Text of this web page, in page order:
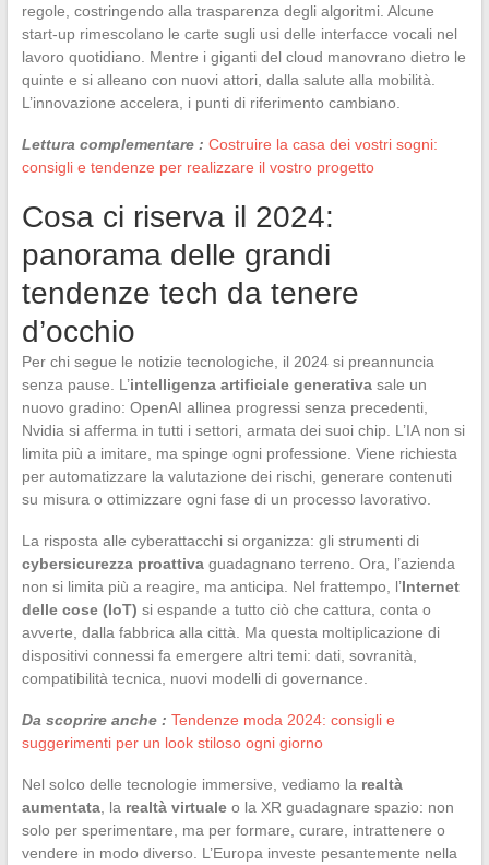
regole, costringendo alla trasparenza degli algoritmi. Alcune
start-up rimescolano le carte sugli usi delle interfacce vocali nel
lavoro quotidiano. Mentre i giganti del cloud manovrano dietro le
quinte e si alleano con nuovi attori, dalla salute alla mobilità.
L’innovazione accelera, i punti di riferimento cambiano.
Lettura complementare : Costruire la casa dei vostri sogni:
consigli e tendenze per realizzare il vostro progetto
Cosa ci riserva il 2024:
panorama delle grandi
tendenze tech da tenere
d’occhio
Per chi segue le notizie tecnologiche, il 2024 si preannuncia
senza pause. L’intelligenza artificiale generativasale un
nuovo gradino: OpenAI allinea progressi senza precedenti,
Nvidia si afferma in tutti i settori, armata dei suoi chip. L’IA non si
limita più a imitare, ma spinge ogni professione. Viene richiesta
per automatizzare la valutazione dei rischi, generare contenuti
su misura o ottimizzare ogni fase di un processo lavorativo.
La risposta alle cyberattacchi si organizza: gli strumenti di
cybersicurezza proattivaguadagnano terreno. Ora, l’azienda
non si limita più a reagire, ma anticipa. Nel frattempo, l’Internet
delle cose (IoT) si espande a tutto ciò che cattura, conta o
avverte, dalla fabbrica alla città. Ma questa moltiplicazione di
dispositivi connessi fa emergere altri temi: dati, sovranità,
compatibilità tecnica, nuovi modelli di governance.
Da scoprire anche : Tendenze moda 2024: consigli e
suggerimenti per un look stiloso ogni giorno
Nel solco delle tecnologie immersive, vediamo la realtà
aumentata, la realtà virtualeo la XR guadagnare spazio: non
solo per sperimentare, ma per formare, curare, intrattenere o
vendere in modo diverso. L’Europa investe pesantemente nella